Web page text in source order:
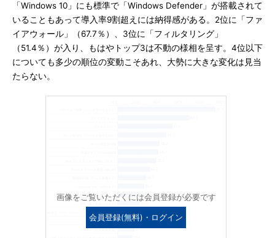
「Windows 10」にも標準で「Windows Defender」が搭載されて
いることもあって導入率9割超えには納得感がある。2位に「ファ
イアウォール」（67.7％）、3位に「フィルタリング」
（51.4％）が入り、もはやトップ3は不動の様相を呈す。4位以下
についても多少の順位の変動こそあれ、大勢に大きな変化は見当
たらない。
画像をご覧いただくには会員登録が必要です
会員登録(無料)・ログイン